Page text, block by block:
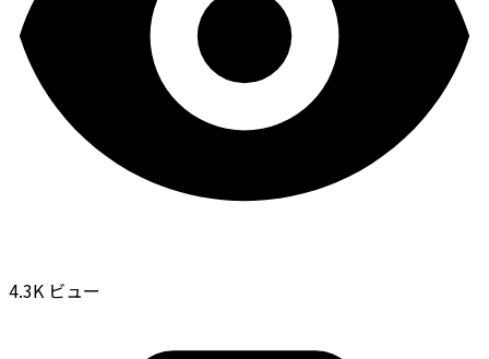
4.3K ビュー